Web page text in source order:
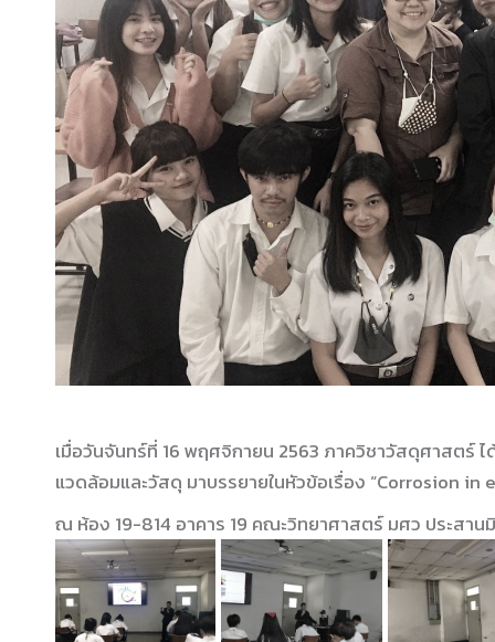
เมื่อวันจันทร์ที่ 16 พฤศจิกายน 2563 ภาควิชาวัสดุศาสตร์
แวดล้อมและวัสดุ มาบรรยายในหัวข้อเรื่อง “Corrosion
ณ ห้อง 19-814 อาคาร 19 คณะวิทยาศาสตร์ มศว ประสาน